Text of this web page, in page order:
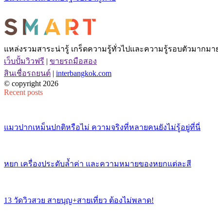
แหล่งรวมสาระน่ารู้ เกร็ดความรู้ทั่วไปและความรู้รอบตัวมากม
เว็บปั้มวิวฟรี | ขายรถมือสอง
สินเชื่อรถยนต์ | interbangkok.com
© copyright 2026
Recent posts
แมวปากเหม็นปกติหรือไม่ ความจริงที่หลายคนยังไม่รู้อยู่ที่นี่
หยก เครื่องประดับล้ำค่า และความหมายของหยกแต่ละสี
13 วัดวิวสวย สายบุญ+สายเที่ยว ต้องไม่พลาด!